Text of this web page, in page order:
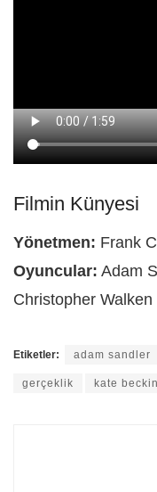
Filmin Künyesi
Yönetmen: Frank
Oyuncular: Adam
Christopher Walken
Etiketler: adam sandler
gerçeklik kate